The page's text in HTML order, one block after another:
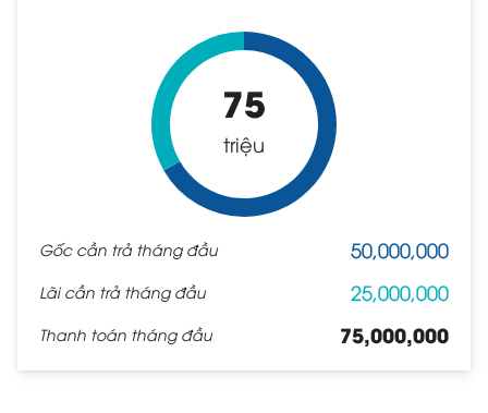
75
triệu
Gốc cần trả tháng đầu 50,000,000
Lãi cần trả tháng đầu 25,000,000
Thanh toán tháng đầu 75,000,000